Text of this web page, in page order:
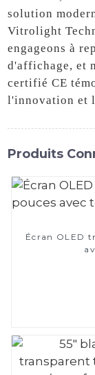
solution
Vitrolight
engageons à
d'affichage, et
certifié CE
l'innovation et
Produits
Écran OLED